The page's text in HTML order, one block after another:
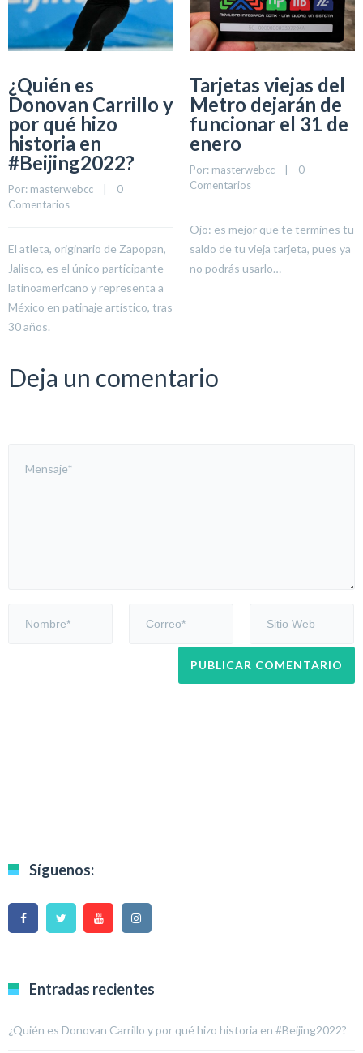
¿Quién es
Donovan Carrillo y
por qué hizo
historia en
#Beijing2022?
Por: masterwebcc
0
Comentarios
El atleta, originario de Zapopan,
Jalisco, es el único participante
latinoamericano y representa a
México en patinaje artístico, tras
30 años.
Tarjetas viejas del
Metro dejarán de
funcionar el 31 de
enero
Por: masterwebcc
0
Comentarios
Ojo: es mejor que te termines tu
saldo de tu vieja tarjeta, pues ya
no podrás usarlo…
Deja un comentario
Síguenos:
Entradas recientes
¿Quién es Donovan Carrillo y por qué hizo historia en #Beijing2022?